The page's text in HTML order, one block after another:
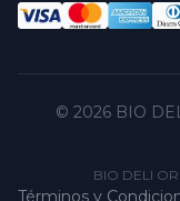
© 2026 BIO
BIO DELI
Términos y